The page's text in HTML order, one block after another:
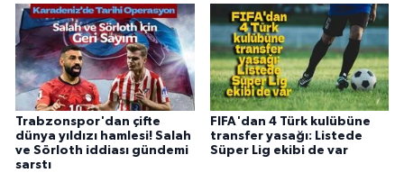
Trabzonspor'dan çifte
dünya yıldızı hamlesi! Salah
ve Sörloth iddiası gündemi
sarstı
FIFA'dan 4 Türk kulübüne
transfer yasağı: Listede
Süper Lig ekibi de var